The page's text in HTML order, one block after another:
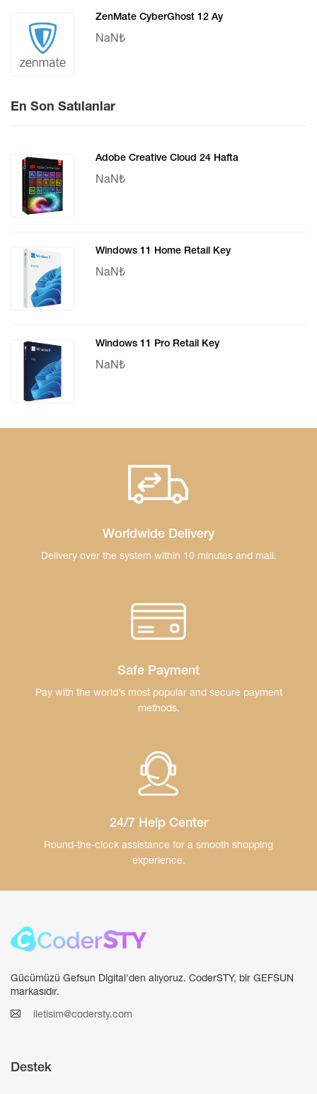
ZenMate CyberGhost 12 Ay
NaN₺
En Son Satılanlar
Adobe Creative Cloud 24 Hafta
NaN₺
Windows 11 Home Retail Key
NaN₺
Windows 11 Pro Retail Key
NaN₺
Worldwide Delivery
Delivery over the system within 10 minutes and mail.
Safe Payment
Pay with the world’s most popular and secure payment
methods.
24/7 Help Center
Round-the-clock assistance for a smooth shopping
experience.
Gücümüzü Gefsun Digital'den alıyoruz. CoderSTY, bir GEFSUN
markasıdır.
iletisim@codersty.com
Destek